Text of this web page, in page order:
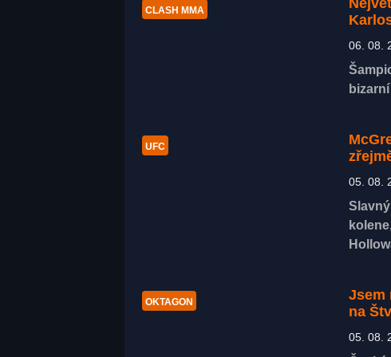
CLASH MMA
06. 08.
UFC
05. 08.
OKTAGON
Jsem
na
05. 08.